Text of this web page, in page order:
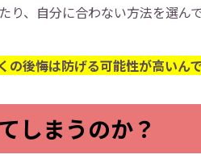
り、自分に合わない方法を選ん
後悔は防げる可能性が高いんで
しまうのか？